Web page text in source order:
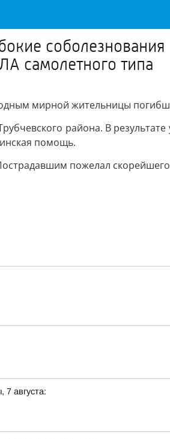
самолетного типа
мирной жительницы
района. В
помощь.
пожелал
7 августа: